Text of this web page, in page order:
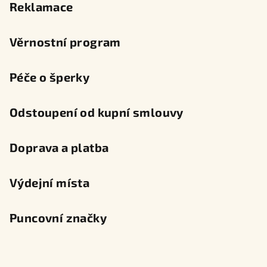
Reklamace
Věrnostní program
Péče o šperky
Odstoupení od kupní smlouvy
Doprava a platba
Výdejní místa
Puncovní značky